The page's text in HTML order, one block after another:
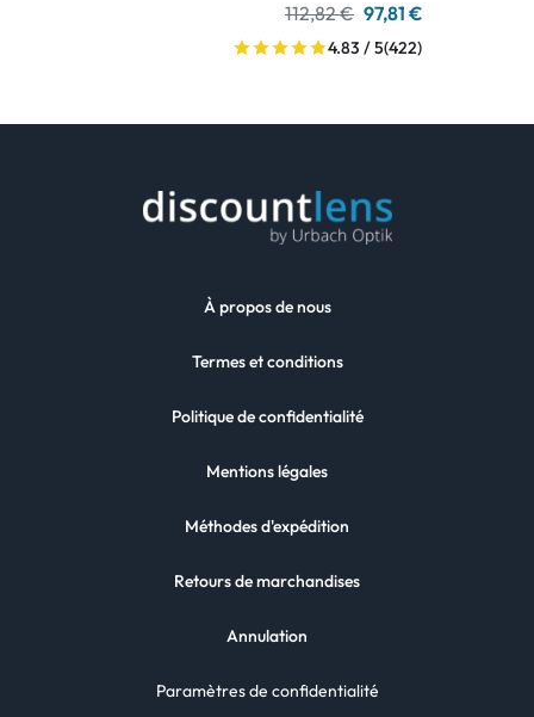
112,82 € 97,81 €
4.83 / 5(422)
À propos de nous
Termes et conditions
Politique de confidentialité
Mentions légales
Méthodes d'expédition
Retours de marchandises
Annulation
Paramètres de confidentialité